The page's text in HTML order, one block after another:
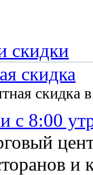
скидки
скидка
скидка
с 8:00
и